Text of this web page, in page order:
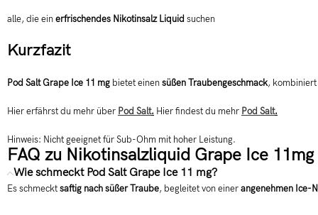
alle, die einerfrischendes Nikotinsalz Liquid suchen
Kurzfazit
Pod Salt Grape Ice 11 mg bietet einensüßen Traubengeschmack,
Hier erfährst du mehr über Pod Salt. Hier findest du mehr Pod Salt.
Hinweis: Nicht geeignet für Sub-Ohm mit hoher Leistung.
FAQ zu Nikotinsalzliquid Grape Ice 11mg
Wie schmeckt Pod Salt Grape Ice 11 mg?
Es schmecktsaftig nach süßer Traube, begleitet von einerangenehmen Ice-